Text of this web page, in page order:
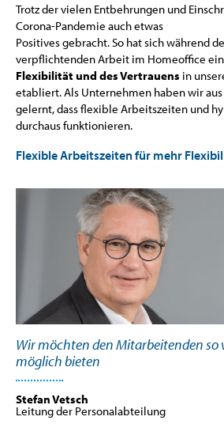
Trotz der vielen Entbehrungen und
Corona-Pandemie auch etwas
Positives gebracht. So hat sich während
verpflichtenden Arbeit im Homeoffice
Flexibilität und des Vertrauens in
etabliert. Als Unternehmen haben wir
gelernt, dass flexible Arbeitszeiten und
durchaus funktionieren.
Flexible Arbeitszeiten für mehr
Wir möchten den Mitarbeitenden so
möglich bieten
Stefan Vetsch
Leitung der Personalabteilung